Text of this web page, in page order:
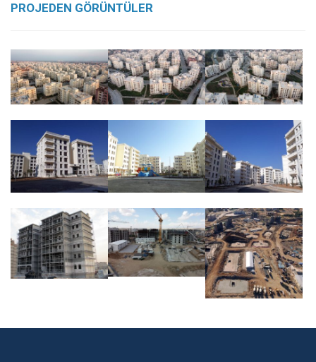
PROJEDEN GÖRÜNTÜLER